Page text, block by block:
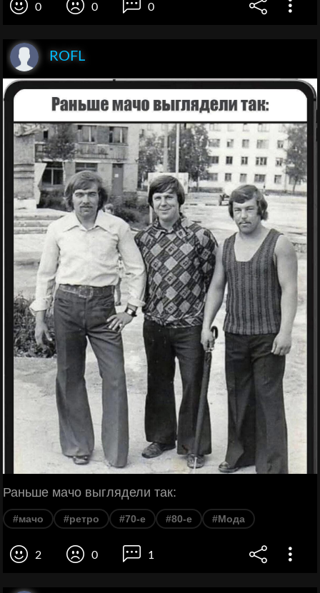
0 0 0
ROFL
Раньше мачо выглядели так:
#мачо #ретро #70-е #80-е #Мода
2 0 1